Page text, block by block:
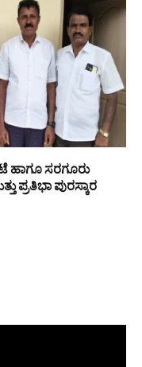
ಹಾಗೂ ಸರಗೂರು
ಪ್ರತಿಭಾ ಪುರಸ್ಕಾರ